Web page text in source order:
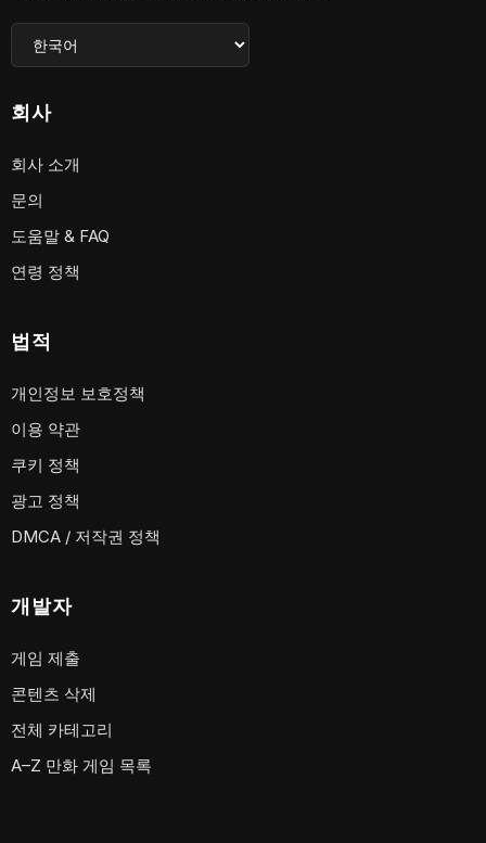
회사
회사 소개
문의
도움말 & FAQ
연령 정책
법적
개인정보 보호정책
이용 약관
쿠키 정책
광고 정책
DMCA / 저작권 정책
개발자
게임 제출
콘텐츠 삭제
전체 카테고리
A–Z 만화 게임 목록